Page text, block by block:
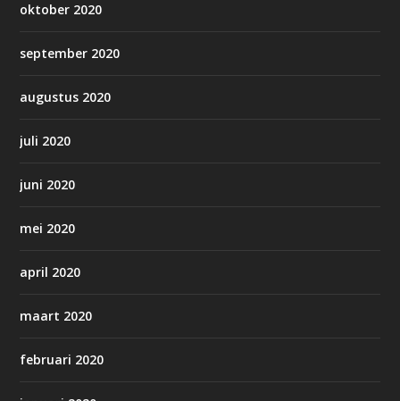
oktober 2020
september 2020
augustus 2020
juli 2020
juni 2020
mei 2020
april 2020
maart 2020
februari 2020